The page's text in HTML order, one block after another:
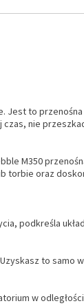
to
nie
M350
torbie oraz
podkreśla
to
w odległości